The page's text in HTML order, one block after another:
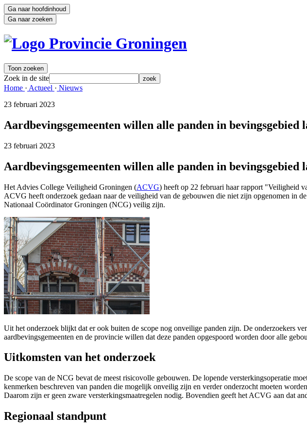
Ga naar hoofdinhoud
Ga naar zoeken
Toon zoeken
Zoek in de site zoek
Home · Actueel · Nieuws
23 februari 2023
Aardbevingsgemeenten willen alle panden in bevingsgebied
23 februari 2023
Aardbevingsgemeenten willen alle panden in bevingsgebied
Het Advies College Veiligheid Groningen (ACVG) heeft op 22 februari haar rapport "Veiligheid
ACVG heeft onderzoek gedaan naar de veiligheid van de gebouwen die niet zijn opgenomen in
Nationaal Coördinator Groningen (NCG) veilig zijn.
Uit het onderzoek blijkt dat er ook buiten de scope nog onveilige panden zijn. De onderzoekers
aardbevingsgemeenten en de provincie willen dat deze panden opgespoord worden door alle
Uitkomsten van het onderzoek
De scope van de NCG bevat de meest risicovolle gebouwen. De lopende versterkingsoperatie
kenmerken beschreven van panden die mogelijk onveilig zijn en verder onderzocht moeten
Daarom zijn er geen zware versterkingsmaatregelen nodig. Bovendien geeft het ACVG aan dat
Regionaal standpunt